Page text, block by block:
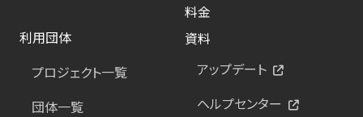
料金
利用団体
プロジェクト一覧
団体一覧
資料
アップデート
ヘルプセンター